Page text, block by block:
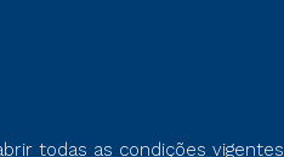
todas as condições vigentes